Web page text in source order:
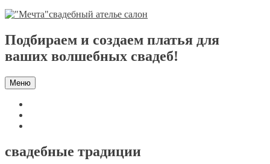
Подбираем и создаем платья для
ваших волшебных свадеб!
Меню
свадебные традиции